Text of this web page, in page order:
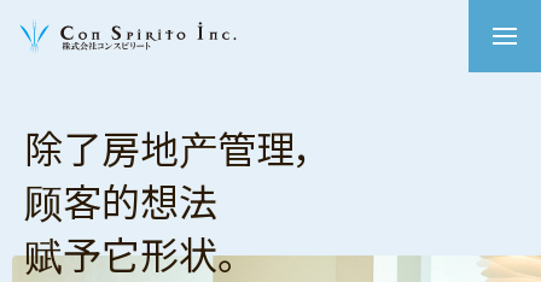
除了房地产管理，
顾客的想法
赋予它形状。